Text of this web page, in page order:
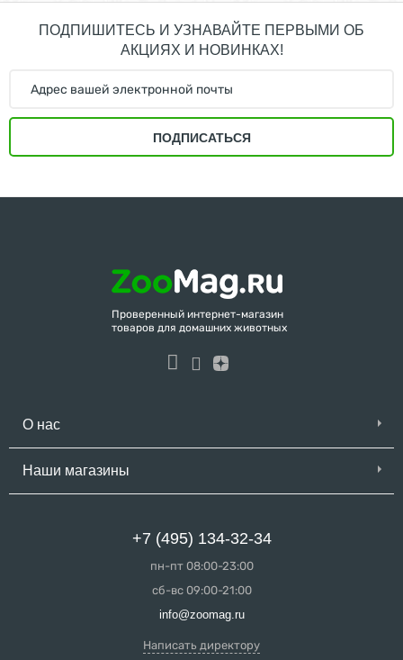
ПОДПИШИТЕСЬ И УЗНАВАЙТЕ ПЕРВЫМИ ОБ
АКЦИЯХ И НОВИНКАХ!
ПОДПИСАТЬСЯ
Проверенный интернет-магазин
товаров для домашних животных
О нас
Наши магазины
+7 (495) 134-32-34
пн-пт 08:00-23:00
сб-вс 09:00-21:00
info@zoomag.ru
Написать директору